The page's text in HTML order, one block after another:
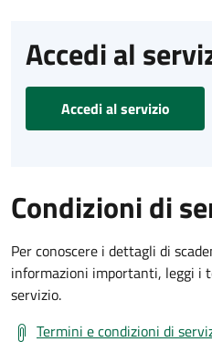
Accedi al
Accedi al servizio
Condizioni di
Per conoscere i dettagli di
informazioni importanti, leggi i
servizio.
Termini e condizioni di